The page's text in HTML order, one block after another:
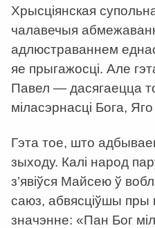
Хрысціянская
чалавечыя
адлюстраваннем
яе прыгажосці. Але
Павел — дасягаецца
міласэрнасці Бога,
Гэта тое, што
зыходу. Калі народ
з’явіўся Майсею ў
саюз, абвясціўшы пры
значэнне: «Пан Бог